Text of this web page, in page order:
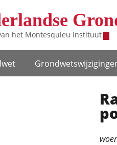
het Montesquieu Instituut